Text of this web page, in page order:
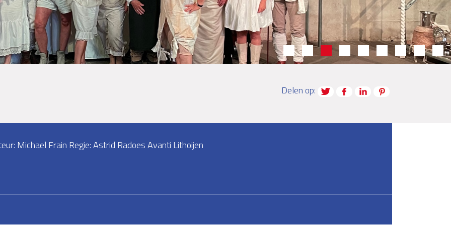
Delen op:
Michael Frain Regie: Astrid Radoes Avanti Lithoijen